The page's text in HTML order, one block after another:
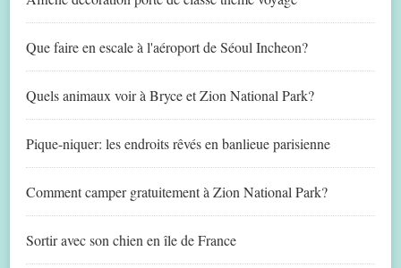
Que faire en escale à l'aéroport de Séoul Incheon?
Quels animaux voir à Bryce et Zion National Park?
Pique-niquer: les endroits rêvés en banlieue parisienne
Comment camper gratuitement à Zion National Park?
Sortir avec son chien en île de France